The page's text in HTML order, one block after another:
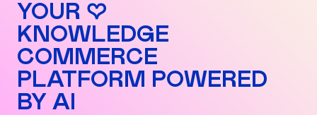
YOUR ♡
KNOWLEDGE
COMMERCE
PLATFORM POWERED
BY AI